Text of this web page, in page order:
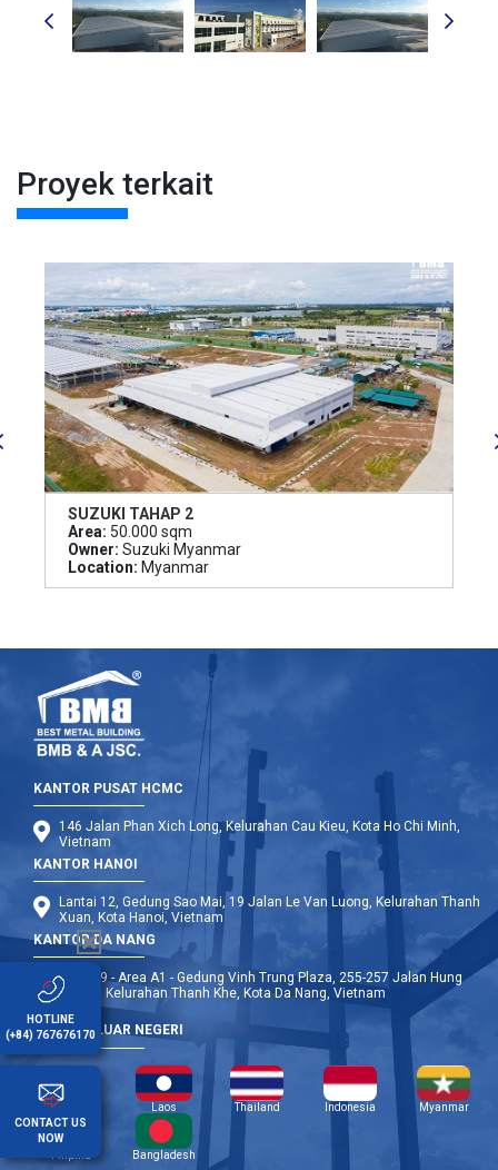
Proyek terkait
SUZUKI TAHAP 2
Area: 50.000 sqm
Owner: Suzuki Myanmar
Location: Myanmar
KANTOR PUSAT HCMC
146 Jalan Phan Xich Long, Kelurahan Cau Kieu, Kota Ho Chi Minh,
Vietnam
KANTOR HANOI
Lantai 12, Gedung Sao Mai, 19 Jalan Le Van Luong, Kelurahan Thanh
Xuan, Kota Hanoi, Vietnam
KANTOR DA NANG
Lantai 9 - Area A1 - Gedung Vinh Trung Plaza, 255-257 Jalan Hung
Vuong, Kelurahan Thanh Khe, Kota Da Nang, Vietnam
CABANG LUAR NEGERI
Kamboja Laos Thailand Indonesia Myanmar
Filipina Bangladesh
HOTLINE
(+84) 767676170
CONTACT US
NOW